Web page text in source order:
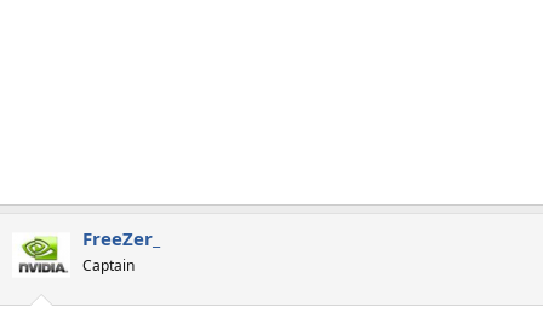
FreeZer_
Captain